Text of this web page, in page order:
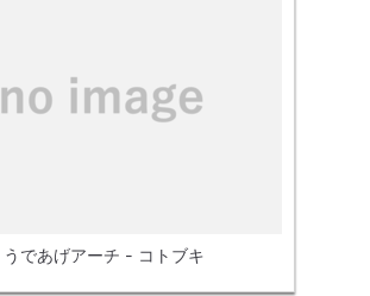
うであげアーチ - コトブキ